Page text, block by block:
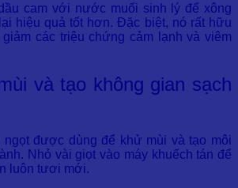
cam với nước muối sinh lý để xông
hiệu quả tốt hơn. Đặc biệt, nó rất hữu
các triệu chứng cảm lạnh và viêm
và tạo không gian sạch
ngọt được dùng để khử mùi và tạo môi
Nhỏ vài giọt vào máy khuếch tán để
luôn tươi mới.